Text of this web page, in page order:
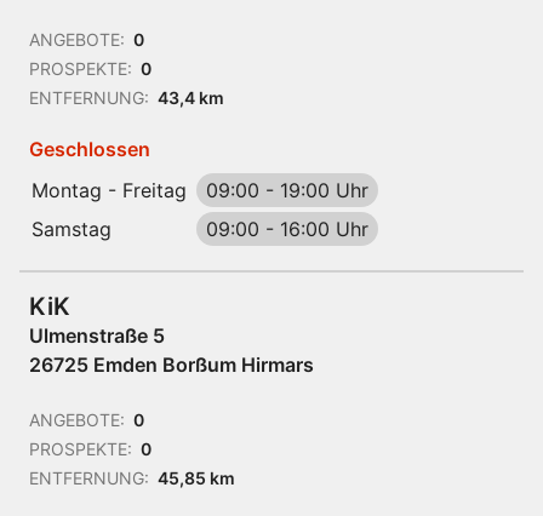
ANGEBOTE: 0
PROSPEKTE: 0
ENTFERNUNG: 43,4 km
Geschlossen
Montag - Freitag
09:00 - 19:00 Uhr
Samstag
09:00 - 16:00 Uhr
KiK
Ulmenstraße 5
26725 Emden Borßum Hirmars
ANGEBOTE: 0
PROSPEKTE: 0
ENTFERNUNG: 45,85 km